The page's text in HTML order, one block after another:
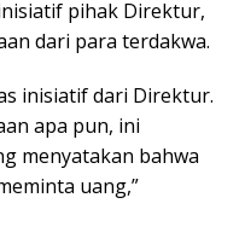
pihak Direktur,
dari para terdakwa.
inisiatif dari Direktur.
apa pun, ini
menyatakan bahwa
uang,”